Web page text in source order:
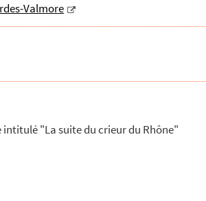
Valmore
"La suite du crieur du Rhône"